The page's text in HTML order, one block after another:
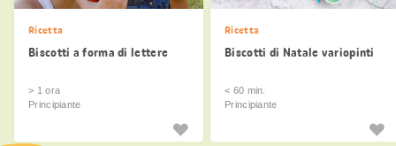
Ricetta
Biscotti a forma di lettere
> 1 ora
Principiante
Ricetta
Biscotti di Natale variopinti
< 60 min.
Principiante